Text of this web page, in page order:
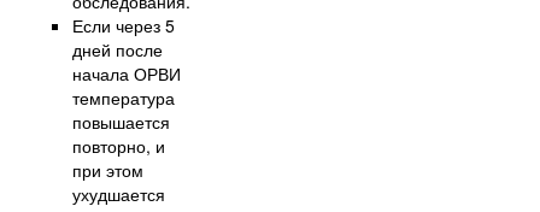
Если через 5
дней после
начала ОРВИ
температура
повышается
повторно, и
при этом
ухудшается